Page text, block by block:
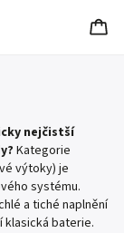
nejčistší
Kategorie
výtoky) je
systému.
a tiché naplnění
klasická baterie.